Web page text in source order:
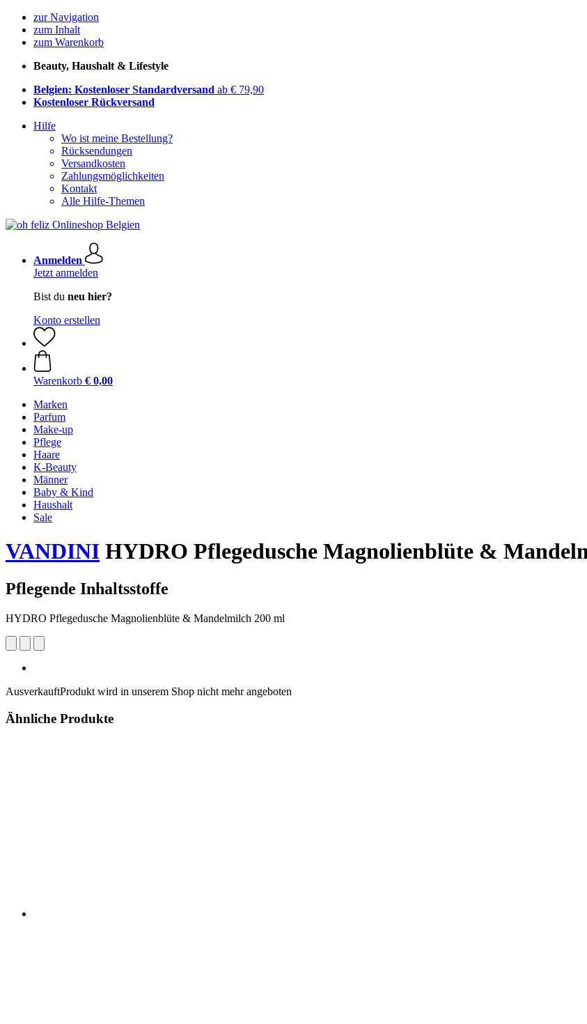
zur Navigation
zum Inhalt
zum Warenkorb
Beauty, Haushalt & Lifestyle
Belgien: Kostenloser Standardversand ab € 79,90
Kostenloser Rückversand
Hilfe
Wo ist meine Bestellung?
Rücksendungen
Versandkosten
Zahlungsmöglichkeiten
Kontakt
Alle Hilfe-Themen
Anmelden
Jetzt anmelden
Bist du neu hier?
Konto erstellen
Warenkorb € 0,00
Marken
Parfum
Make-up
Pflege
Haare
K-Beauty
Männer
Baby & Kind
Haushalt
Sale
VANDINI HYDRO Pflegedusche Magnolienblüte &
Pflegende Inhaltsstoffe
HYDRO Pflegedusche Magnolienblüte & Mandelmilch 200 ml
AusverkauftProdukt wird in unserem Shop nicht mehr angeboten
Ähnliche Produkte